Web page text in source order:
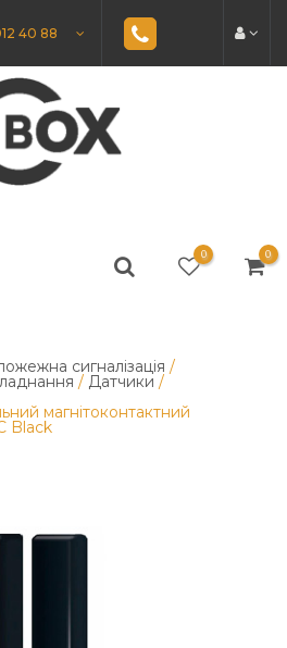
40 88
0 0
сигналізація /
/ Датчики /
магнітоконтактний
Black